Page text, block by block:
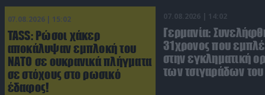
07.08.2026 | 15:02
TASS: Ρώσοι χάκερ
αποκάλυψαν εμπλοκή του
ΝΑΤΟ σε ουκρανικά πλήγματα
σε στόχους στο ρωσικό
έδαφος!
07.08.2026 | 14:02
Γερμανία:
31χρονος που
στην εγκληματική
των τσιγαράδων του